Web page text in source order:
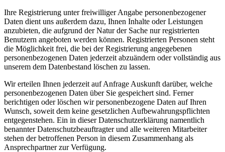
Ihre Registrierung unter freiwilliger Angabe personenbezogener
Daten dient uns außerdem dazu, Ihnen Inhalte oder Leistungen
anzubieten, die aufgrund der Natur der Sache nur registrierten
Benutzern angeboten werden können. Registrierten Personen steht
die Möglichkeit frei, die bei der Registrierung angegebenen
personenbezogenen Daten jederzeit abzuändern oder vollständig aus
unserem dem Datenbestand löschen zu lassen.
Wir erteilen Ihnen jederzeit auf Anfrage Auskunft darüber, welche
personenbezogenen Daten über Sie gespeichert sind. Ferner
berichtigen oder löschen wir personenbezogene Daten auf Ihren
Wunsch, soweit dem keine gesetzlichen Aufbewahrungspflichten
entgegenstehen. Ein in dieser Datenschutzerklärung namentlich
benannter Datenschutzbeauftragter und alle weiteren Mitarbeiter
stehen der betroffenen Person in diesem Zusammenhang als
Ansprechpartner zur Verfügung.